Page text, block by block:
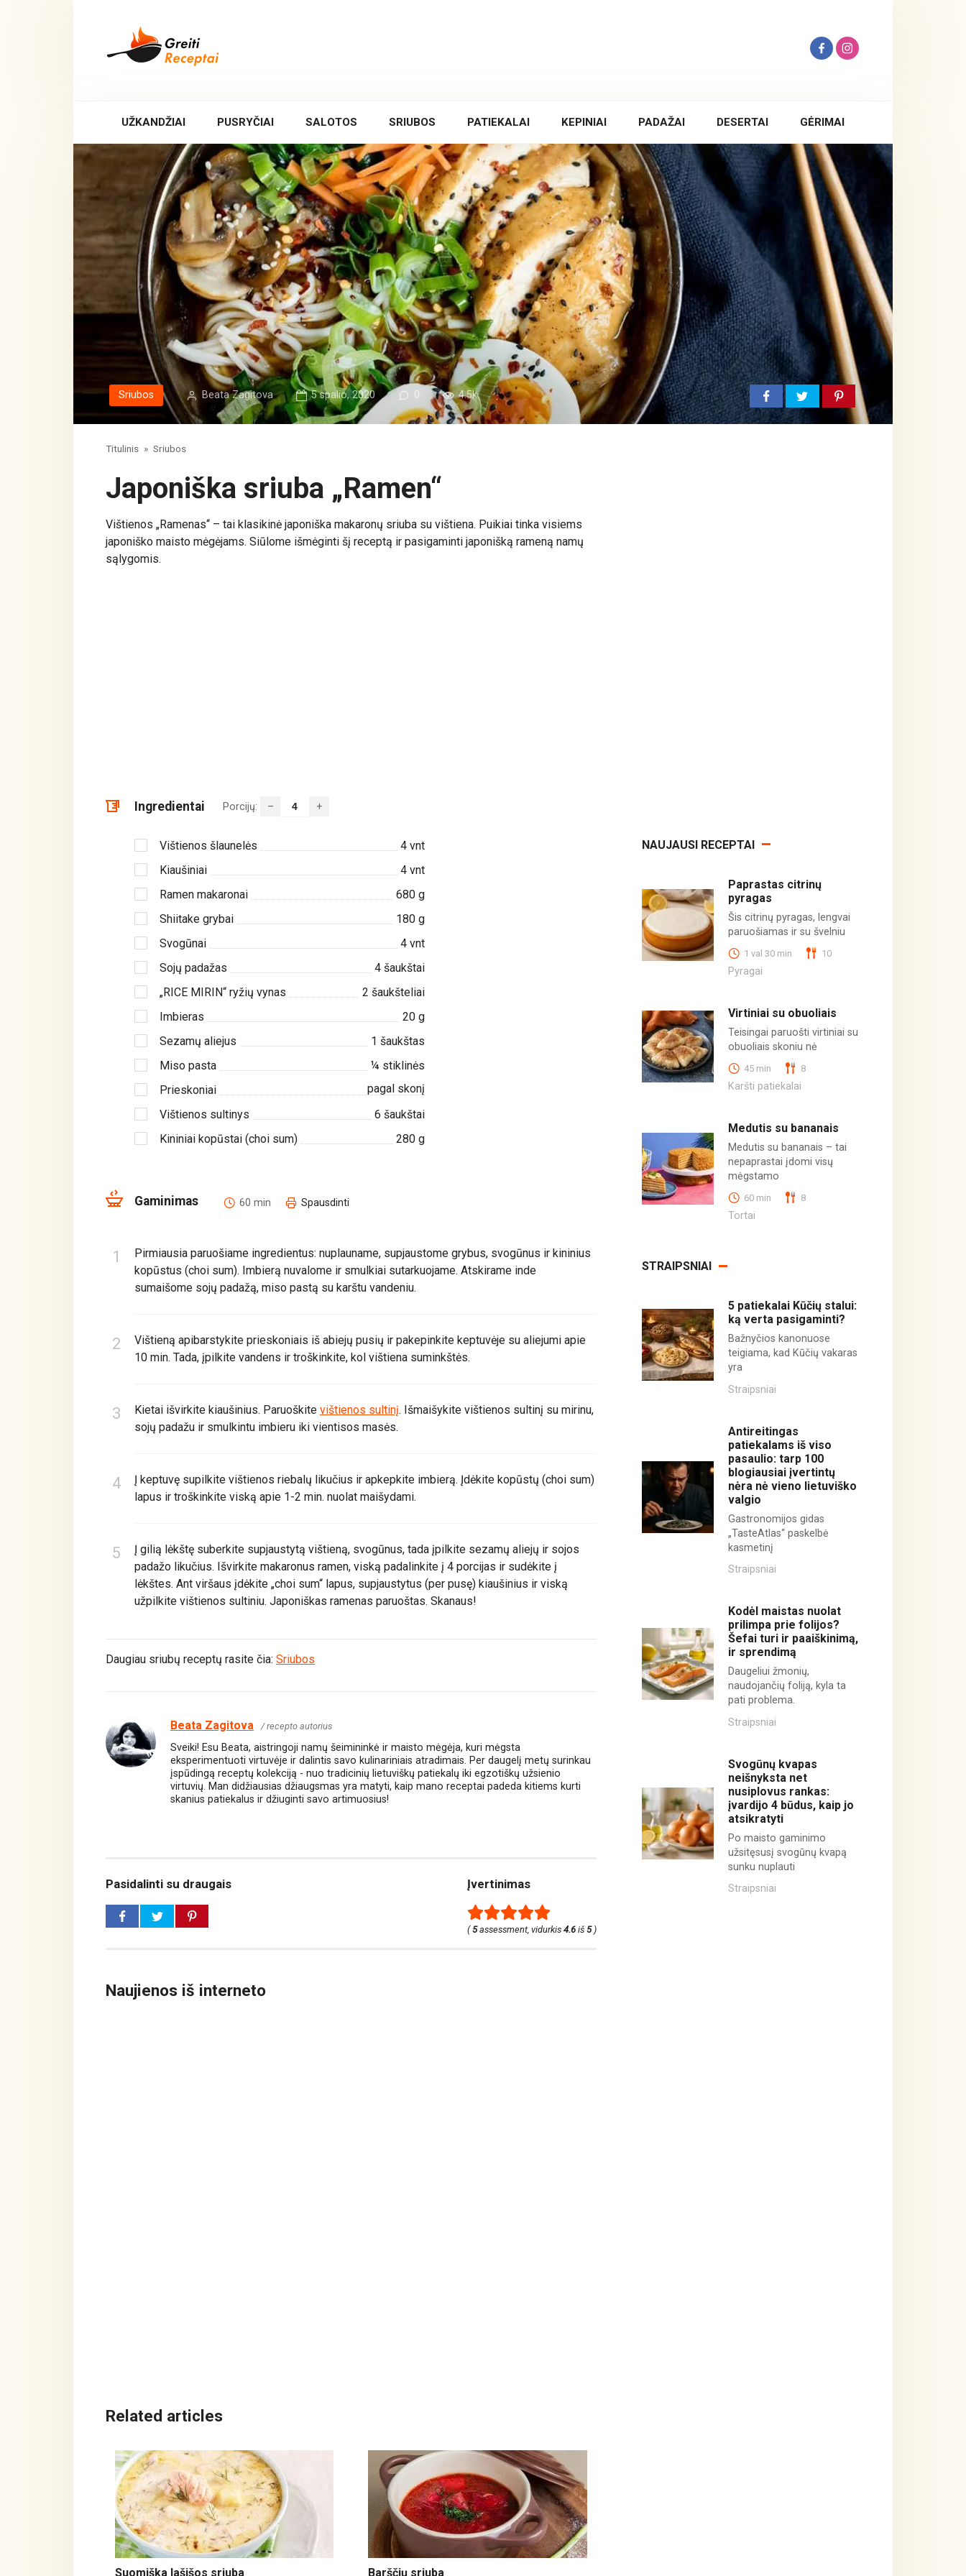
UŽKANDŽIAI PUSRYČIAI SALOTOS SRIUBOS PATIEKALAI KEPINIAI PADAŽAI DESERTAI GĖRIMAI
Sriubos Beata Zagitova 5 spalio, 2020 0 4.5k.
Titulinis » Sriubos
Japoniška sriuba „Ramen“
Vištienos „Ramenas“ – tai klasikinė japoniška makaronų sriuba su vištiena. Puikiai tinka visiems
japoniško maisto mėgėjams. Siūlome išmėginti šį receptą ir pasigaminti japonišką rameną namų
sąlygomis.
Ingredientai Porcijų: – +
Vištienos šlaunelės 4vnt
Kiaušiniai
4vnt
Ramen makaronai
680g
Shiitake grybai
180g
Svogūnai
4vnt
Sojų padažas
4šaukštai
„RICE MIRIN“ ryžių vynas
2 šaukšteliai
Imbieras
20g
Sezamų aliejus
1 šaukštas
Miso pasta
¼ stiklinės
Prieskoniai
pagal skonį
Vištienos sultinys
6 šaukštai
Kininiai kopūstai (choi sum)
280g
Gaminimas 60 min Spausdinti
Pirmiausia paruošiame ingredientus: nuplauname, supjaustome grybus, svogūnus ir kininius
kopūstus (choi sum). Imbierą nuvalome ir smulkiai sutarkuojame. Atskirame inde
sumaišome sojų padažą, miso pastą su karštu vandeniu.
Vištieną apibarstykite prieskoniais iš abiejų pusių ir pakepinkite keptuvėje su aliejumi apie
10 min. Tada, įpilkite vandens ir troškinkite, kol vištiena suminkštės.
Kietai išvirkite kiaušinius. Paruoškite vištienos sultinį. Išmaišykite vištienos sultinį su mirinu,
sojų padažu ir smulkintu imbieru iki vientisos masės.
Į keptuvę supilkite vištienos riebalų likučius ir apkepkite imbierą. Įdėkite kopūstų (choi sum)
lapus ir troškinkite viską apie 1-2 min. nuolat maišydami.
Į gilią lėkštę suberkite supjaustytą vištieną, svogūnus, tada įpilkite sezamų aliejų ir sojos
padažo likučius. Išvirkite makaronus ramen, viską padalinkite į 4 porcijas ir sudėkite į
lėkštes. Ant viršaus įdėkite „choi sum“ lapus, supjaustytus (per pusę) kiaušinius ir viską
užpilkite vištienos sultiniu. Japoniškas ramenas paruoštas. Skanaus!
Daugiau sriubų receptų rasite čia: Sriubos
Beata Zagitova / recepto autorius
Sveiki! Esu Beata, aistringoji namų šeimininkė ir maisto mėgėja, kuri mėgsta
eksperimentuoti virtuvėje ir dalintis savo kulinariniais atradimais. Per daugelį metų surinkau
įspūdingą receptų kolekciją - nuo tradicinių lietuviškų patiekalų iki egzotiškų užsienio
virtuvių. Man didžiausias džiaugsmas yra matyti, kaip mano receptai padeda kitiems kurti
skanius patiekalus ir džiuginti savo artimuosius!
Pasidalinti su draugais Įvertinimas
(5assessment, vidurkis 4.6iš 5)
Naujienos iš interneto
Related articles
Suomiška lašišos sriuba Barščių sriuba
NAUJAUSI RECEPTAI
Paprastas citrinų
pyragas
Šis citrinų pyragas, lengvai
paruošiamas ir su švelniu
1 val 30 min 10
Pyragai
Virtiniai su obuoliais
Teisingai paruošti virtiniai su
obuoliais skoniu nė
45 min 8
Karšti patiekalai
Medutis su bananais
Medutis su bananais – tai
nepaprastai įdomi visų
mėgstamo
60 min 8
Tortai
STRAIPSNIAI
5 patiekalai Kūčių stalui:
ką verta pasigaminti?
Bažnyčios kanonuose
teigiama, kad Kūčių vakaras
yra
Straipsniai
Antireitingas
patiekalams iš viso
pasaulio: tarp 100
blogiausiai įvertintų
nėra nė vieno lietuviško
valgio
Gastronomijos gidas
„TasteAtlas“ paskelbė
kasmetinį
Straipsniai
Kodėl maistas nuolat
prilimpa prie folijos?
Šefai turi ir paaiškinimą,
ir sprendimą
Daugeliui žmonių,
naudojančių foliją, kyla ta
pati problema.
Straipsniai
Svogūnų kvapas
neišnyksta net
nusiplovus rankas:
įvardijo 4 būdus, kaip jo
atsikratyti
Po maisto gaminimo
užsitęsusį svogūnų kvapą
sunku nuplauti
Straipsniai